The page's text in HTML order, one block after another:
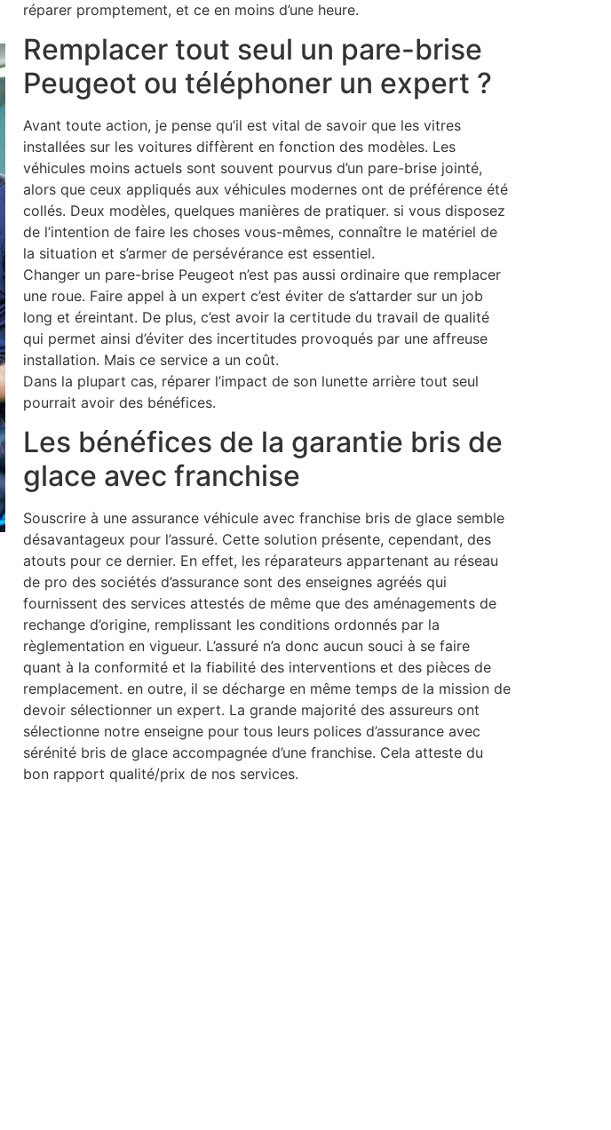
réparer promptement, et ce en moins d’une heure.
Remplacer tout seul un pare-brise
Peugeot ou téléphoner un expert ?
Avant toute action, je pense qu’il est vital de savoir que les vitres
installées sur les voitures diffèrent en fonction des modèles. Les
véhicules moins actuels sont souvent pourvus d’un pare-brise jointé,
alors que ceux appliqués aux véhicules modernes ont de préférence été
collés. Deux modèles, quelques manières de pratiquer. si vous disposez
de l’intention de faire les choses vous-mêmes, connaître le matériel de
la situation et s’armer de persévérance est essentiel.
Changer un pare-brise Peugeot n’est pas aussi ordinaire que remplacer
une roue. Faire appel à un expert c’est éviter de s’attarder sur un job
long et éreintant. De plus, c’est avoir la certitude du travail de qualité
qui permet ainsi d’éviter des incertitudes provoqués par une affreuse
installation. Mais ce service a un coût.
Dans la plupart cas, réparer l’impact de son lunette arrière tout seul
pourrait avoir des bénéfices.
Les bénéfices de la garantie bris de
glace avec franchise
Souscrire à une assurance véhicule avec franchise bris de glace semble
désavantageux pour l’assuré. Cette solution présente, cependant, des
atouts pour ce dernier. En effet, les réparateurs appartenant au réseau
de pro des sociétés d’assurance sont des enseignes agréés qui
fournissent des services attestés de même que des aménagements de
rechange d’origine, remplissant les conditions ordonnés par la
règlementation en vigueur. L’assuré n’a donc aucun souci à se faire
quant à la conformité et la fiabilité des interventions et des pièces de
remplacement. en outre, il se décharge en même temps de la mission de
devoir sélectionner un expert. La grande majorité des assureurs ont
sélectionne notre enseigne pour tous leurs polices d’assurance avec
sérénité bris de glace accompagnée d’une franchise. Cela atteste du
bon rapport qualité/prix de nos services.